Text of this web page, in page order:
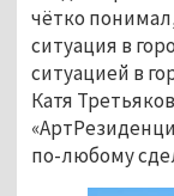
чётко
ситуация в
ситуацией в
Катя
по-любому